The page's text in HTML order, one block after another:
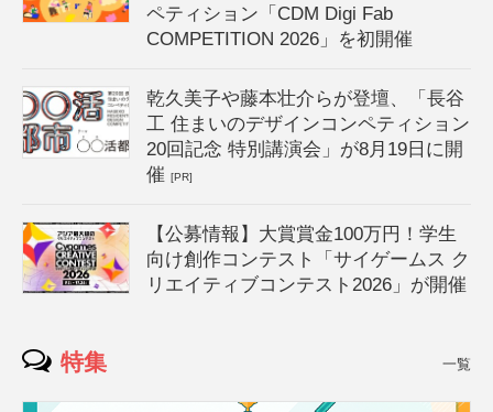
ペティション「CDM Digi Fab
COMPETITION 2026」を初開催
乾久美子や藤本壮介らが登壇、「長谷
工 住まいのデザインコンペティション
20回記念 特別講演会」が8月19日に開
催[PR]
【公募情報】大賞賞金100万円！学生
向け創作コンテスト「サイゲームス ク
リエイティブコンテスト2026」が開催
特集 一覧